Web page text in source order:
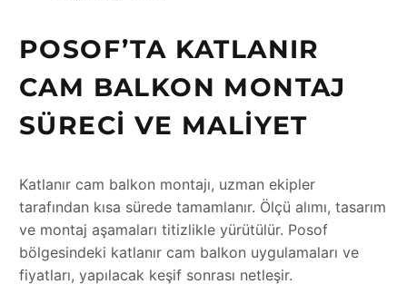
POSOF’TA KATLANIR
CAM BALKON MONTAJ
SÜRECI VE MALIYET
Katlanır cam balkon montajı, uzman ekipler
tarafından kısa sürede tamamlanır. Ölçü alımı, tasarım
ve montaj aşamaları titizlikle yürütülür. Posof
bölgesindeki katlanır cam balkon uygulamaları ve
fiyatları, yapılacak keşif sonrası netleşir.